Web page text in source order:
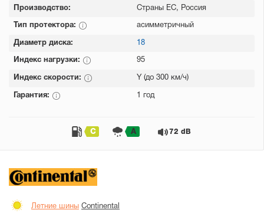
Производство: Страны ЕС, Россия
Тип протектора: асимметричный
Диаметр диска: 18
Индекс нагрузки: 95
Индекс скорости: Y (до 300 км/ч)
Гарантия: 1 год
C A 72 dB
Летние шины Continental